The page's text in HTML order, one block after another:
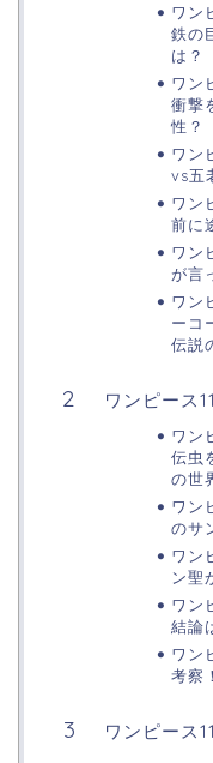
ワン
鉄の
は？
ワン
衝撃
性？
ワン
vs五
ワン
前に
ワン
が言
ワン
ーコ
伝説
ワンピース
ワン
伝虫
の世
ワン
のサ
ワン
ン聖
ワン
結論
ワン
考察！
ワンピース